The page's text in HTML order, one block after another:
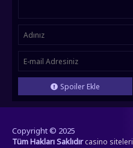
Spoiler Ekle
Copyright © 2025
Tüm Hakları Saklıdır casino siteleri